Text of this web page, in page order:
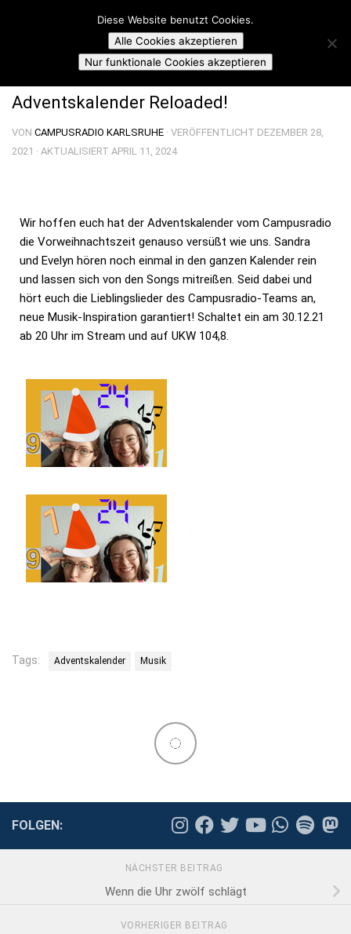
Skip to content
Campusradio Karlsruhe
ADVENTSKALENDER/LET'S TALK MUSIC
Adventskalender Reloaded!
VON CAMPUSRADIO KARLSRUHE · VERÖFFENTLICHT DEZEMBER 28,
2021 · AKTUALISIERT APRIL 11, 2024
Wir hoffen euch hat der Adventskalender vom Campusradio
die Vorweihnachtszeit genauso versüßt wie uns. Sandra
und Evelyn hören noch einmal in den ganzen Kalender rein
und lassen sich von den Songs mitreißen. Seid dabei und
hört euch die Lieblingslieder des Campusradio-Teams an,
neue Musik-Inspiration garantiert! Schaltet ein am 30.12.21
ab 20 Uhr im Stream und auf UKW 104,8.
Tags: Adventskalender Musik
FOLGEN:
NÄCHSTER BEITRAG
Wenn die Uhr zwölf schlägt
VORHERIGER BEITRAG
Diese Website benutzt Cookies.
Alle Cookies akzeptieren
Nur funktionale Cookies akzeptieren